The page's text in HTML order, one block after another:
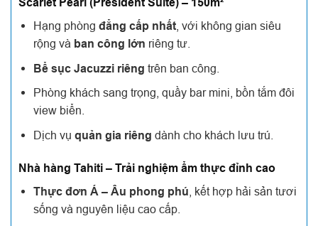
Hạng phòng đẳng cấp nhất, với không gian siêu
rộng và ban công lớn riêng tư.
Bể sục Jacuzzi riêng trên ban công.
Phòng khách sang trọng, quầy bar mini, bồn tắm đôi
view biển.
Dịch vụ quản gia riêng dành cho khách lưu trú.
Nhà hàng Tahiti – Trải nghiệm ẩm thực đỉnh cao
Thực đơn Á – Âu phong phú , kết hợp hải sản tươi
sống và nguyên liệu cao cấp.